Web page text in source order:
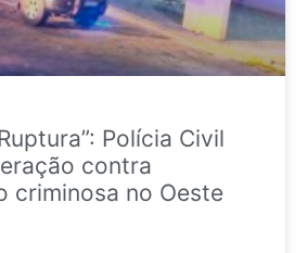
Polícia Civil
contra
criminosa no Oeste